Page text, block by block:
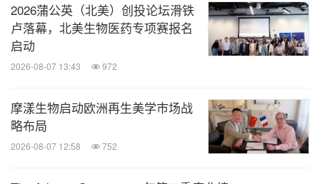
2026蒲公英（北美）创投论坛滑铁
卢落幕，北美生物医药专项赛报名
启动
2026-08-07 13:43 972
摩漾生物启动欧洲再生美学市场战
略布局
2026-08-07 12:58 752